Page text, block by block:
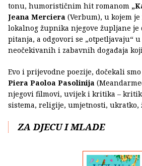
tonu, humorističnim hit romanom
Jeana Merciera (Verbum), u kojem
lokalnog župnika njegove župljane je
pitanja, a odgovori se „otpetljavaju“
neočekivanih i zabavnih događaja
Evo i prijevodne poezije, dočekali smo
Piera Paoloa Pasolinija
njegovi filmovi, uvijek i kritika –
sistema, religije, umjetnosti, ukratko,
ZA DJECU I MLADE